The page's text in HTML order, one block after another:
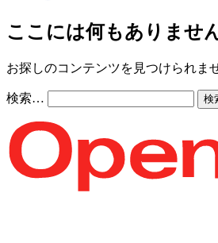
ここには何もありませ
お探しのコンテンツを見つけられま
検索…